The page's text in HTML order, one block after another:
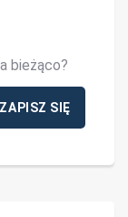
bieżąco?